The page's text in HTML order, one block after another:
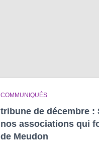
COMMUNIQUÉS
tribune de décembre :
nos associations qui
de Meudon